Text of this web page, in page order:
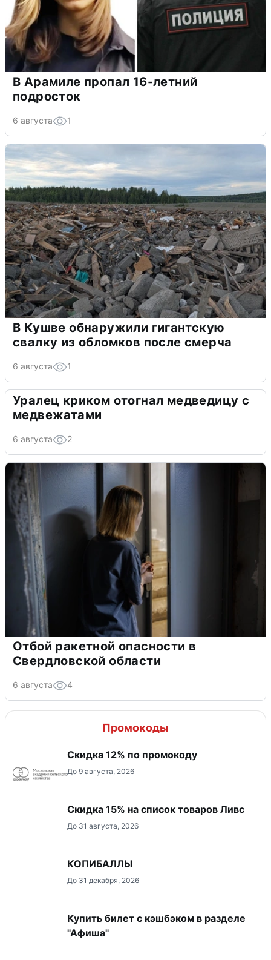
В Арамиле пропал 16-летний
подросток
6 августа 1
В Кушве обнаружили гигантскую
свалку из обломков после смерча
6 августа 1
Уралец криком отогнал медведицу с
медвежатами
6 августа 2
Отбой ракетной опасности в
Свердловской области
6 августа 4
Промокоды
Скидка 12% по промокоду
До 9 августа, 2026
Скидка 15% на список товаров Ливс
До 31 августа, 2026
КОПИБАЛЛЫ
До 31 декабря, 2026
Купить билет с кэшбэком в разделе
"Афиша"